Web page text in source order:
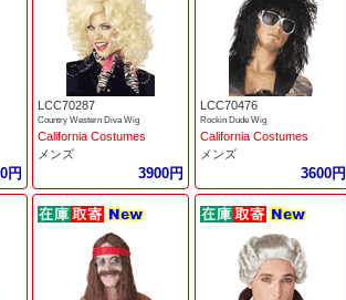
円
LCC70287
Country Western Diva Wig
California Costumes
メンズ
3900円
LCC70476
Rockin Dude Wig
California Costumes
メンズ
3600円